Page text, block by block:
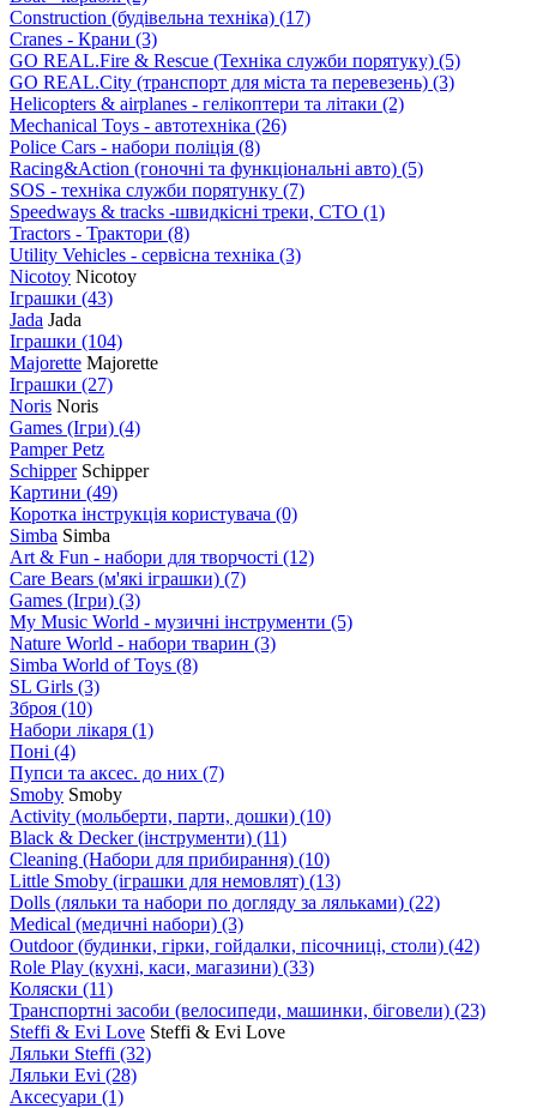
Construction (будівельна техніка) (17)
Cranes - Крани (3)
GO REAL.Fire & Rescue (Техніка служби порятуку) (5)
GO REAL.City (транспорт для міста та перевезень) (3)
Helicopters & airplanes - гелікоптери та літаки (2)
Mechanical Toys - автотехніка (26)
Police Cars - набори поліція (8)
Racing&Action (гоночні та функціональні авто) (5)
SOS - техніка служби порятунку (7)
Speedways & tracks -швидкісні треки, СТО (1)
Tractors - Трактори (8)
Utility Vehicles - сервісна техніка (3)
Nicotoy Nicotoy
Іграшки (43)
Jada Jada
Іграшки (104)
Majorette Majorette
Іграшки (27)
Noris Noris
Games (Ігри) (4)
Pamper Petz
Schipper Schipper
Картини (49)
Коротка інструкція користувача (0)
Simba Simba
Art & Fun - набори для творчості (12)
Care Bears (м'які іграшки) (7)
Games (Ігри) (3)
My Music World - музичні інструменти (5)
Nature World - набори тварин (3)
Simba World of Toys (8)
SL Girls (3)
Зброя (10)
Набори лікаря (1)
Поні (4)
Пупси та аксес. до них (7)
Smoby Smoby
Аctivity (мольберти, парти, дошки) (10)
Black & Decker (інструменти) (11)
Cleaning (Набори для прибирання) (10)
Little Smoby (іграшки для немовлят) (13)
Dolls (ляльки та набори по догляду за ляльками) (22)
Medical (медичні набори) (3)
Outdoor (будинки, гірки, гойдалки, пісочниці, столи) (42)
Role Play (кухні, каси, магазини) (33)
Коляски (11)
Транспортні засоби (велосипеди, машинки, біговели) (23)
Steffi & Evi Love Steffi & Evi Love
Ляльки Steffi (32)
Ляльки Evi (28)
Аксесуари (1)